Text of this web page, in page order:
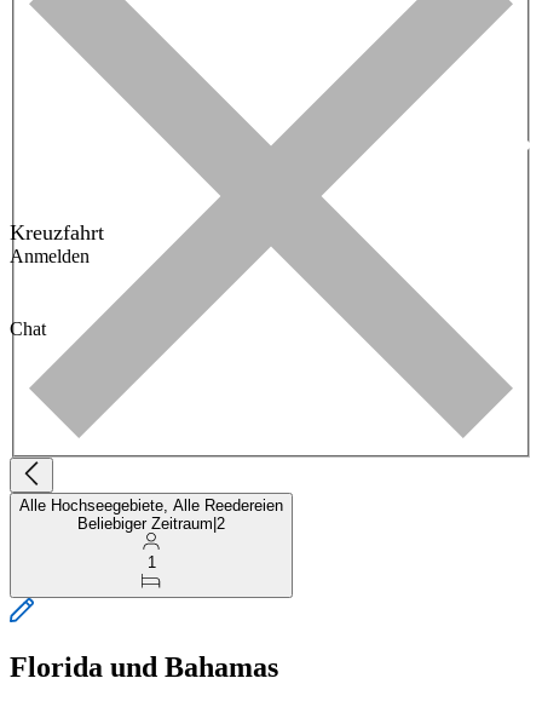
Kreuzfahrt
Anmelden
Chat
Alle Hochseegebiete, Alle Reedereien
Beliebiger Zeitraum 2
1
Florida und Bahamas